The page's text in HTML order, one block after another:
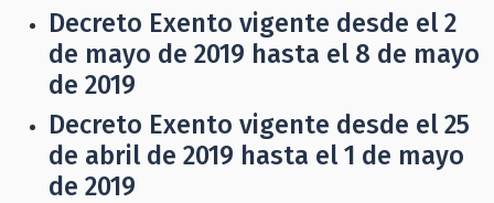
Decreto Exento vigente desde el 2
de mayo de 2019 hasta el 8 de mayo
de 2019
Decreto Exento vigente desde el 25
de abril de 2019 hasta el 1 de mayo
de 2019